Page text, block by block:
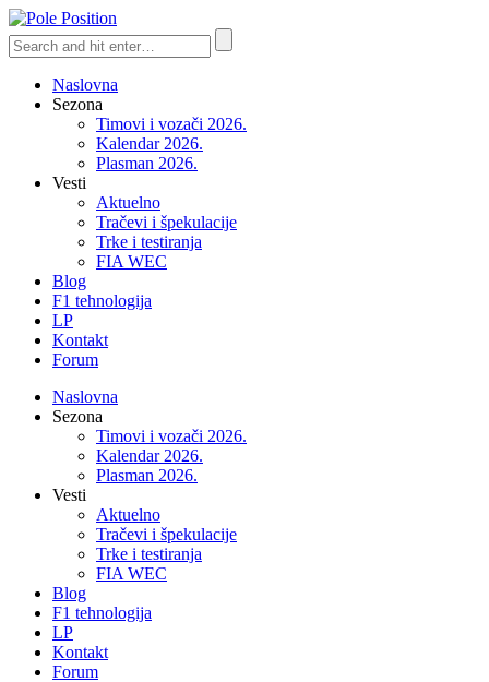
Naslovna
Sezona
Timovi i vozači 2026.
Kalendar 2026.
Plasman 2026.
Vesti
Aktuelno
Tračevi i špekulacije
Trke i testiranja
FIA WEC
Blog
F1 tehnologija
LP
Kontakt
Forum
Naslovna
Sezona
Timovi i vozači 2026.
Kalendar 2026.
Plasman 2026.
Vesti
Aktuelno
Tračevi i špekulacije
Trke i testiranja
FIA WEC
Blog
F1 tehnologija
LP
Kontakt
Forum